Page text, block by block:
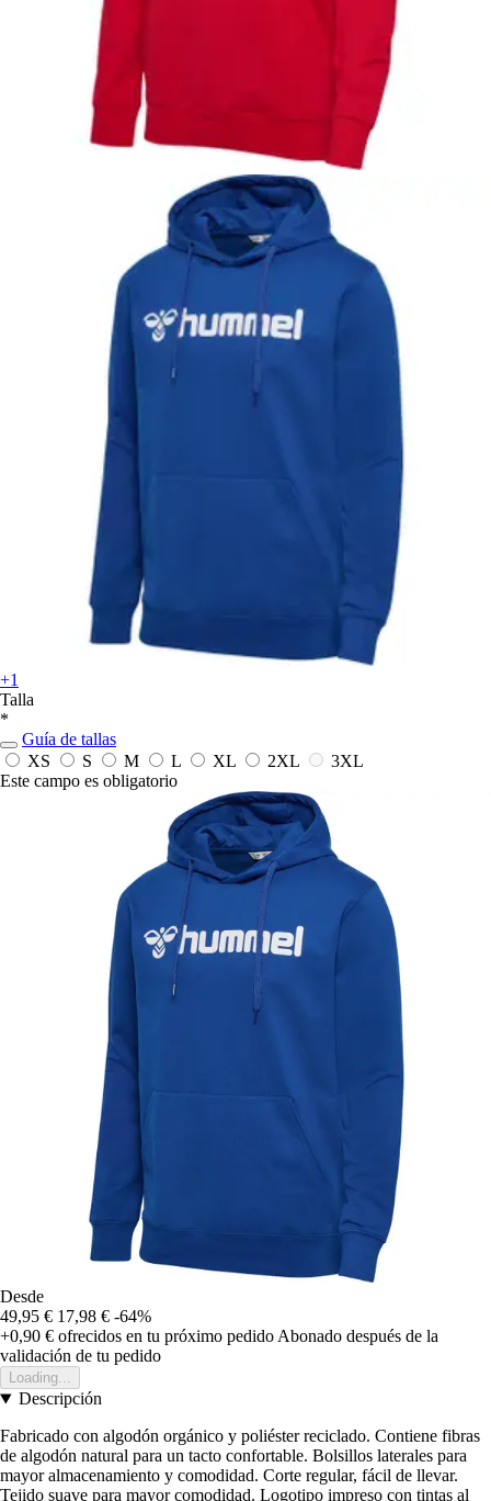
+1
Talla
*
Guía de tallas
XS
S M L XL 2XL
3XL
Este campo es obligatorio
Desde
49,95 € 17,98 € -64%
+0,90 € ofrecidos en tu próximo pedido Abonado después de la
validación de tu pedido
Loading...
Descripción
Fabricado con algodón orgánico y poliéster reciclado. Contiene fibras
de algodón natural para un tacto confortable. Bolsillos laterales para
mayor almacenamiento y comodidad. Corte regular, fácil de llevar.
Tejido suave para mayor comodidad. Logotipo impreso con tintas al